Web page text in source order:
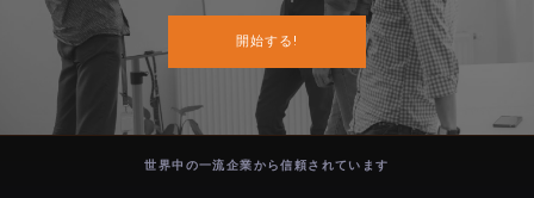
開始する
開始する!
世界中の一流企業から信頼されています